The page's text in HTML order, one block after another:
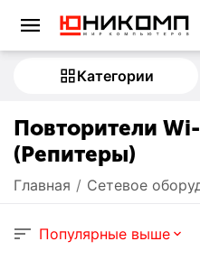
Категории
Повторители
(Репитеры)
Главная / Сетевое
Популярные выше